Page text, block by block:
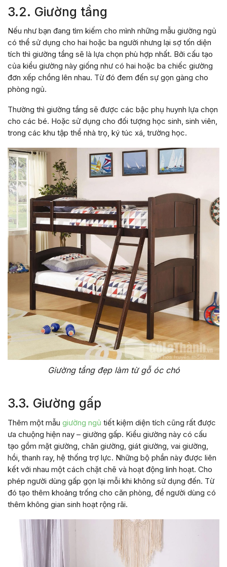
3.2. Giường tầng
Nếu như bạn đang tìm kiếm cho mình những mẫu giường ngủ
có thể sử dụng cho hai hoặc ba người nhưng lại sợ tốn diện
tích thì giường tầng sẽ là lựa chọn phù hợp nhất. Bởi cấu tạo
của kiểu giường này giống như có hai hoặc ba chiếc giường
đơn xếp chồng lên nhau. Từ đó đem đến sự gọn gàng cho
phòng ngủ.
Thường thì giường tầng sẽ được các bậc phụ huynh lựa chọn
cho các bé. Hoặc sử dụng cho đối tượng học sinh, sinh viên,
trong các khu tập thể nhà trọ, ký túc xá, trường học.
Giường tầng đẹp làm từ gỗ óc chó
3.3. Giường gấp
Thêm một mẫu giường ngủ tiết kiệm diện tích cũng rất được
ưa chuộng hiện nay – giường gấp. Kiểu giường này có cấu
tạo gồm mặt giường, chân giường, giát giường, vai giường,
hồi, thanh ray, hệ thống trợ lực. Những bộ phần này được liên
kết với nhau một cách chặt chẽ và hoạt động linh hoạt. Cho
phép người dùng gấp gọn lại mỗi khi không sử dụng đến. Từ
đó tạo thêm khoảng trống cho căn phòng, để người dùng có
thêm không gian sinh hoạt rộng rãi.